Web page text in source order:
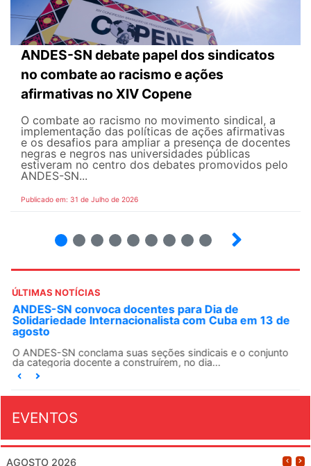
ANDES-SN debate papel dos sindicatos
no combate ao racismo e ações
afirmativas no XIV Copene
O combate ao racismo no movimento sindical, a
implementação das políticas de ações afirmativas
e os desafios para ampliar a presença de docentes
negras e negros nas universidades públicas
estiveram no centro dos debates promovidos pelo
ANDES-SN...
Publicado em: 31 de Julho de 2026
ÚLTIMAS NOTÍCIAS
ANDES-SN convoca docentes para Dia de
Solidariedade Internacionalista com Cuba em 13 de
agosto
O ANDES-SN conclama suas seções sindicais e o conjunto
da categoria docente a construírem, no dia...
EVENTOS